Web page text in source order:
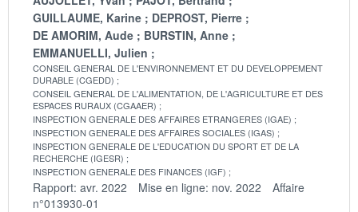
GUILLAUME, Karine
DEPROST, Pierre
DE AMORIM, Aude
BURSTIN, Anne
EMMANUELLI, Julien
CONSEIL GENERAL DE L'ENVIRONNEMENT ET DU DEVELOPPEMENT
DURABLE (CGEDD)
CONSEIL GENERAL DE L'ALIMENTATION, DE L'AGRICULTURE ET DES
ESPACES RURAUX (CGAAER)
INSPECTION GENERALE DES AFFAIRES ETRANGERES (IGAE)
INSPECTION GENERALE DES AFFAIRES SOCIALES (IGAS)
INSPECTION GENERALE DE L'EDUCATION DU SPORT ET DE LA
RECHERCHE (IGESR)
INSPECTION GENERALE DES FINANCES (IGF)
Rapport: avr. 2022 Mise en ligne: nov. 2022
Affaire
n°013930-01